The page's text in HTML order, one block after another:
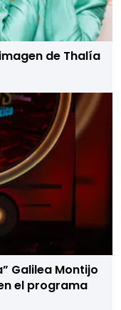
de Thalía
Galilea Montijo
el programa